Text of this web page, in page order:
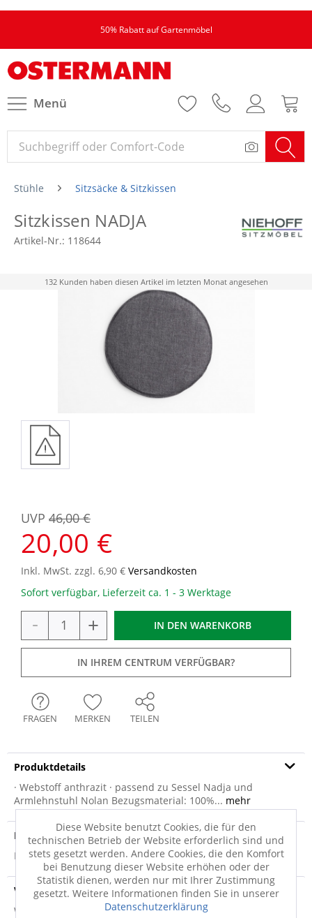
50% Rabatt auf Gartenmöbel
Menü
Stühle Sitzsäcke & Sitzkissen
Sitzkissen NADJA
Artikel-Nr.: 118644
132 Kunden haben diesen Artikel im letzten Monat angesehen
20,00 €
UVP 46,00 €
Inkl. MwSt. zzgl. 6,90 € Versandkosten
Sofort verfügbar, Lieferzeit ca. 1 - 3 Werktage
- + IN DEN WARENKORB
IN IHREM CENTRUM VERFÜGBAR?
FRAGEN MERKEN TEILEN
Produktdetails
· Webstoff anthrazit · passend zu Sessel Nadja und
Armlehnstuhl Nolan Bezugsmaterial: 100%... mehr
Produktsicherheit
Produktsicherheit
Versandinfo
Weitere Informationen zum Versand...
Diese Website benutzt Cookies, die für den
technischen Betrieb der Website erforderlich sind und
stets gesetzt werden. Andere Cookies, die den Komfort
bei Benutzung dieser Website erhöhen oder der
Statistik dienen, werden nur mit Ihrer Zustimmung
gesetzt. Weitere Informationen finden Sie in unserer
Datenschutzerklärung